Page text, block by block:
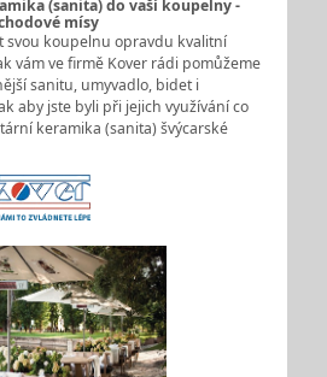
(sanita) do vaší koupelny -
mísy
svou koupelnu opravdu kvalitní
vám ve firmě Kover rádi pomůžeme
sanitu, umyvadlo, bidet i
aby jste byli při jejich využívání co
keramika (sanita) švýcarské